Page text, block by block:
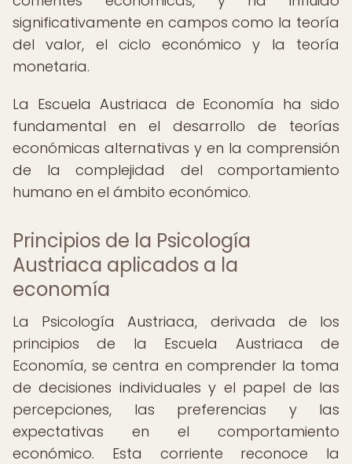
significativamente en campos como la teoría
del valor, el ciclo económico y la teoría
monetaria.
La Escuela Austriaca de Economía ha sido
fundamental en el desarrollo de teorías
económicas alternativas y en la comprensión
de la complejidad del comportamiento
humano en el ámbito económico.
Principios de la Psicología
Austriaca aplicados a la
economía
La Psicología Austriaca, derivada de los
principios de la Escuela Austriaca de
Economía, se centra en comprender la toma
de decisiones individuales y el papel de las
percepciones, las preferencias y las
expectativas en el comportamiento
económico. Esta corriente reconoce la